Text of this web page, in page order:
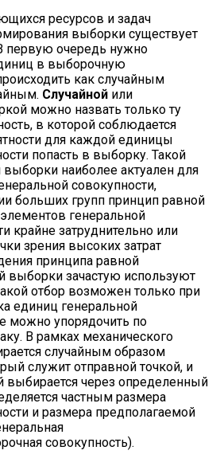
ресурсов и задач
выборки существует
первую очередь нужно
в выборочную
как случайным
Случайной или
можно назвать только ту
в которой соблюдается
для каждой единицы
попасть в выборку. Такой
наиболее актуален для
совокупности,
больших групп принцип равной
генеральной
крайне затруднительно или
зрения высоких затрат
принципа равной
выборки зачастую используют
отбор возможен только при
единиц генеральной
можно упорядочить по
В рамках механического
случайным образом
служит отправной точкой, и
через определенный
частным размера
и размера предполагаемой
совокупность).